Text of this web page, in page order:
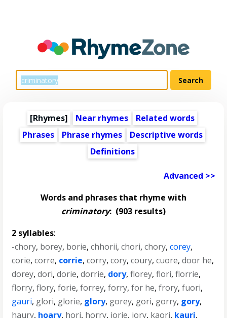
[Rhymes] Near rhymes
Related words
Phrases
Phrase rhymes
Descriptive words
Definitions
Advanced >>
Words and phrases that rhyme with
criminatory: (903 results)
2 syllables:
-chory, borey, borie,chhorii,chori,chory,corey,
corie,corre, corrie,corry,cory,coury,cuore,door he,
dorey,dori,dorie,dorrie, dory,florey,flori,florrie,
florry,flory,forie,forrey,forry,for he,frory,fuori,
gauri, glori, glorie, glory, gorey, gori, gorry, gory,
haury, hoary, hori, horry, jorie, jory, kaori, kauri,